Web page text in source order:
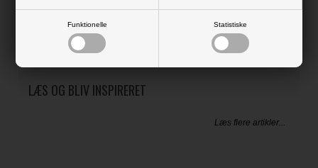
Funktionelle Statistiske
LÆS OG BLIV INSPIRERET
Læs flere artikler...